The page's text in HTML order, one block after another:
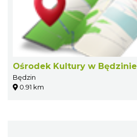
Ośrodek Kultury w Będzinie
Będzin
0.91 km